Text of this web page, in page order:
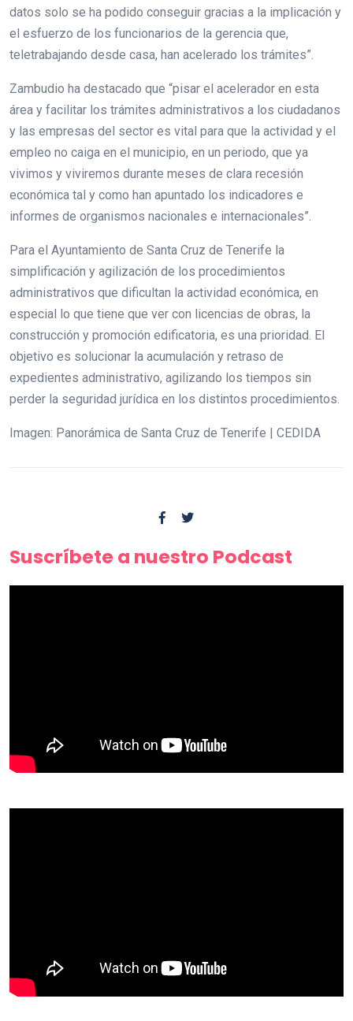
datos solo se ha podido conseguir gracias a la implicación y
el esfuerzo de los funcionarios de la gerencia que,
teletrabajando desde casa, han acelerado los trámites”.
Zambudio ha destacado que “pisar el acelerador en esta
área y facilitar los trámites administrativos a los ciudadanos
y las empresas del sector es vital para que la actividad y el
empleo no caiga en el municipio, en un periodo, que ya
vivimos y viviremos durante meses de clara recesión
económica tal y como han apuntado los indicadores e
informes de organismos nacionales e internacionales”.
Para el Ayuntamiento de Santa Cruz de Tenerife la
simplificación y agilización de los procedimientos
administrativos que dificultan la actividad económica, en
especial lo que tiene que ver con licencias de obras, la
construcción y promoción edificatoria, es una prioridad. El
objetivo es solucionar la acumulación y retraso de
expedientes administrativo, agilizando los tiempos sin
perder la seguridad jurídica en los distintos procedimientos.
Imagen: Panorámica de Santa Cruz de Tenerife | CEDIDA
Suscríbete a nuestro Podcast